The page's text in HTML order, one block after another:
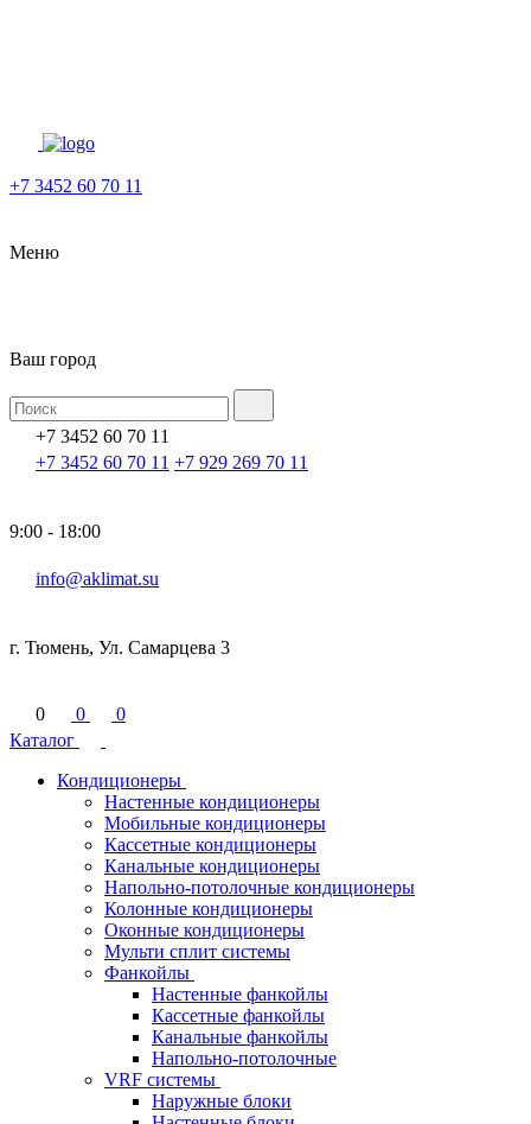
+7 3452 60 70 11
Меню
Ваш город
+7 3452 60 70 11
+7 3452 60 70 11 +7 929 269 70 11
9:00 - 18:00
info@aklimat.su
г. Тюмень, Ул. Самарцева 3
0 0
0
Каталог
Кондиционеры
Настенные кондиционеры
Мобильные кондиционеры
Кассетные кондиционеры
Канальные кондиционеры
Напольно-потолочные кондиционеры
Колонные кондиционеры
Оконные кондиционеры
Мульти сплит системы
Фанкойлы
Настенные фанкойлы
Кассетные фанкойлы
Канальные фанкойлы
Напольно-потолочные
VRF системы
Наружные блоки